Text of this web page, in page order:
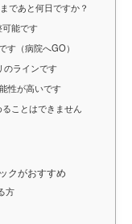
であと何日ですか？
可能です
す（病院へGO）
のラインです
性が高いです
ことはできません
クがおすすめ
方